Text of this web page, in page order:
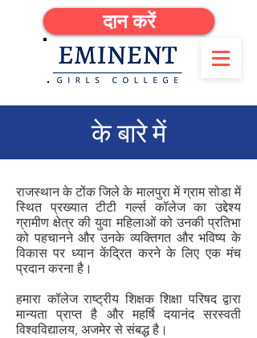
दान करें
के बारे में
राजस्थान के टोंक जिले के मालपुरा में ग्राम सोडा में
स्थित प्रख्यात टीटी गर्ल्स कॉलेज का उद्देश्य
ग्रामीण क्षेत्र की युवा महिलाओं को उनकी प्रतिभा
को पहचानने और उनके व्यक्तिगत और भविष्य के
विकास पर ध्यान केंद्रित करने के लिए एक मंच
प्रदान करना है।
हमारा कॉलेज राष्ट्रीय शिक्षक शिक्षा परिषद द्वारा
मान्यता प्राप्त है और महर्षि दयानंद सरस्वती
विश्वविद्यालय, अजमेर से संबद्ध है।